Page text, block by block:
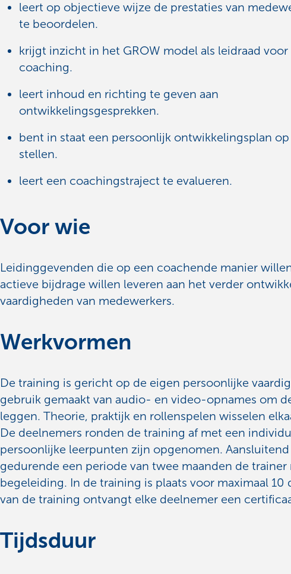
leert op objectieve wijze de prestaties van
te beoordelen.
krijgt inzicht in het GROW model als leidraad voor
coaching.
leert inhoud en richting te geven aan
ontwikkelingsgesprekken.
bent in staat een persoonlijk ontwikkelingsplan
stellen.
leert een coachingstraject te evalueren.
Voor wie
Leidinggevenden die op een coachende manier
actieve bijdrage willen leveren aan het verder
vaardigheden van medewerkers.
Werkvormen
De training is gericht op de eigen persoonlijke
gebruik gemaakt van audio- en video-opnames om
leggen. Theorie, praktijk en rollenspelen wisselen
De deelnemers ronden de training af met een
persoonlijke leerpunten zijn opgenomen.
gedurende een periode van twee maanden de trainer
begeleiding. In de training is plaats voor maximaal 10
van de training ontvangt elke deelnemer een
Tijdsduur